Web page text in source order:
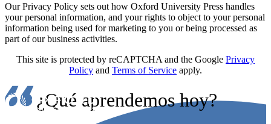
Our Privacy Policy sets out how Oxford University Press handles
your personal information, and your rights to object to your personal
information being used for marketing to you or being processed as
part of our business activities.
This site is protected by reCAPTCHA and the Google Privacy
Policy and Terms of Service apply.
¿Qué aprendemos hoy?